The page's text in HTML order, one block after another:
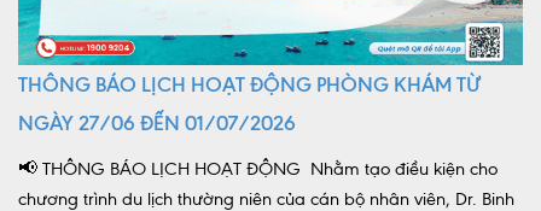
THÔNG BÁO LỊCH HOẠT ĐỘNG PHÒNG KHÁM TỪ
NGÀY 27/06 ĐẾN 01/07/2026
📢 THÔNG BÁO LỊCH HOẠT ĐỘNG Nhằm tạo điều kiện cho
chương trình du lịch thường niên của cán bộ nhân viên, Dr. Binh